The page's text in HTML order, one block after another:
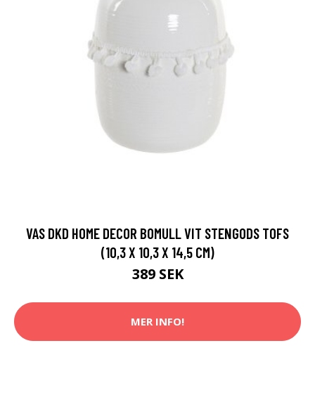
VAS DKD HOME DECOR BOMULL VIT STENGODS TOFS
(10,3 X 10,3 X 14,5 CM)
389 SEK
MER INFO!